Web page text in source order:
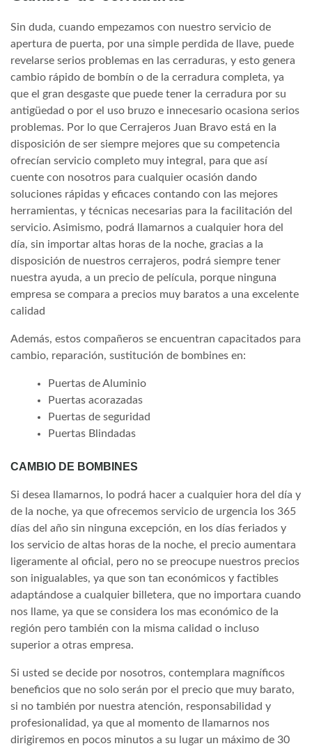
Sin duda, cuando empezamos con nuestro servicio de
apertura de puerta, por una simple perdida de llave, puede
revelarse serios problemas en las cerraduras, y esto genera
cambio rápido de bombín o de la cerradura completa, ya
que el gran desgaste que puede tener la cerradura por su
antigüedad o por el uso bruzo e innecesario ocasiona serios
problemas. Por lo que Cerrajeros Juan Bravo está en la
disposición de ser siempre mejores que su competencia
ofrecían servicio completo muy integral, para que así
cuente con nosotros para cualquier ocasión dando
soluciones rápidas y eficaces contando con las mejores
herramientas, y técnicas necesarias para la facilitación del
servicio. Asimismo, podrá llamarnos a cualquier hora del
día, sin importar altas horas de la noche, gracias a la
disposición de nuestros cerrajeros, podrá siempre tener
nuestra ayuda, a un precio de película, porque ninguna
empresa se compara a precios muy baratos a una excelente
calidad
Además, estos compañeros se encuentran capacitados para
cambio, reparación, sustitución de bombines en:
Puertas de Aluminio
Puertas acorazadas
Puertas de seguridad
Puertas Blindadas
CAMBIO DE BOMBINES
Si desea llamarnos, lo podrá hacer a cualquier hora del día y
de la noche, ya que ofrecemos servicio de urgencia los 365
días del año sin ninguna excepción, en los días feriados y
los servicio de altas horas de la noche, el precio aumentara
ligeramente al oficial, pero no se preocupe nuestros precios
son inigualables, ya que son tan económicos y factibles
adaptándose a cualquier billetera, que no importara cuando
nos llame, ya que se considera los mas económico de la
región pero también con la misma calidad o incluso
superior a otras empresa.
Si usted se decide por nosotros, contemplara magníficos
beneficios que no solo serán por el precio que muy barato,
si no también por nuestra atención, responsabilidad y
profesionalidad, ya que al momento de llamarnos nos
dirigiremos en pocos minutos a su lugar un máximo de 30